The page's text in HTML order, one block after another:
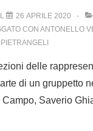
26 APRILE 2020
CON ANTONELLO
delle
di un gruppetto
Saverio